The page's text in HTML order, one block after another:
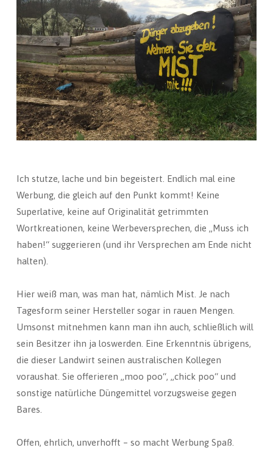
Ich stutze, lache und bin begeistert. Endlich mal eine
Werbung, die gleich auf den Punkt kommt! Keine
Superlative, keine auf Originalität getrimmten
Wortkreationen, keine Werbeversprechen, die „Muss ich
haben!“ suggerieren (und ihr Versprechen am Ende nicht
halten).
Hier weiß man, was man hat, nämlich Mist. Je nach
Tagesform seiner Hersteller sogar in rauen Mengen.
Umsonst mitnehmen kann man ihn auch, schließlich will
sein Besitzer ihn ja loswerden. Eine Erkenntnis übrigens,
die dieser Landwirt seinen australischen Kollegen
voraushat. Sie offerieren „moo poo“, „chick poo“ und
sonstige natürliche Düngemittel vorzugsweise gegen
Bares.
Offen, ehrlich, unverhofft – so macht Werbung Spaß.